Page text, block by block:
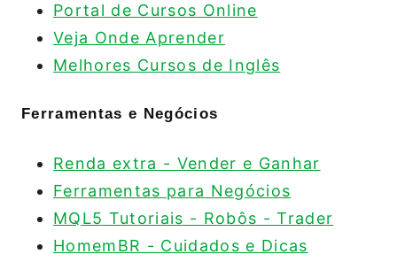
Portal de Cursos Online
Veja Onde Aprender
Melhores Cursos de Inglês
Ferramentas e Negócios
Renda extra - Vender e Ganhar
Ferramentas para Negócios
MQL5 Tutoriais - Robôs - Trader
HomemBR - Cuidados e Dicas